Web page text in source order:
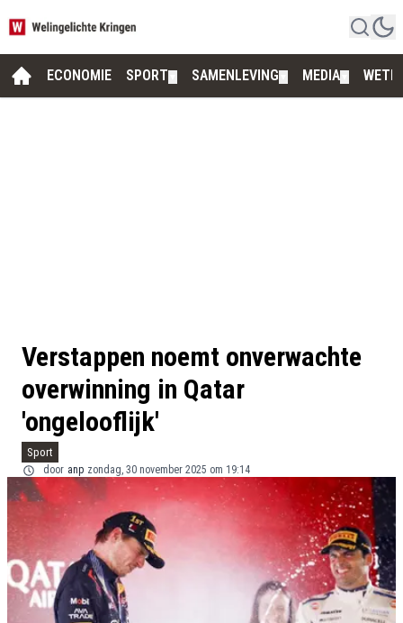
ECONOMIE SPORT SAMENLEVING MEDIA
Verstappen noemt onverwachte
overwinning in Qatar
'ongelooflijk'
Sport
door anp zondag, 30 november 2025 om 19:14